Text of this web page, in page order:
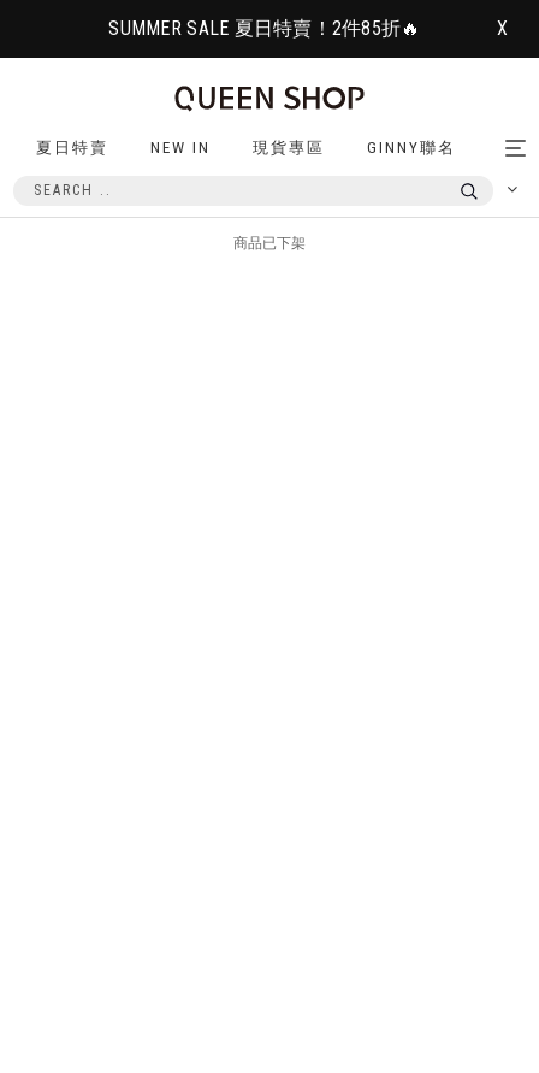
SUMMER SALE 夏日特賣！2件85折🔥 X
夏日特賣 NEW IN 現貨專區 GINNY聯名
商品已下架